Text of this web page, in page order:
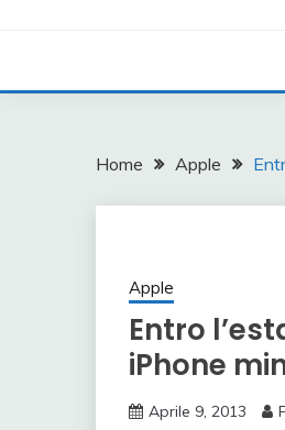
Home Apple
Apple
Entro
iPhone
Aprile 9, 2013